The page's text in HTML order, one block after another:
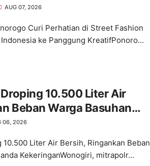
ke Panggung Kreatif
AUG 07, 2026
Curi Perhatian di Street Fashion
ke Panggung KreatifPonoro...
10.500 Liter Air
Beban Warga Basuhan
06, 2026
Liter Air Bersih, Ringankan Beban
KekeringanWonogiri, mitrapolr...